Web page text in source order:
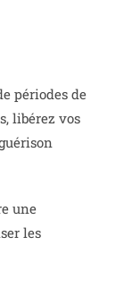
périodes de
libérez vos
une
les